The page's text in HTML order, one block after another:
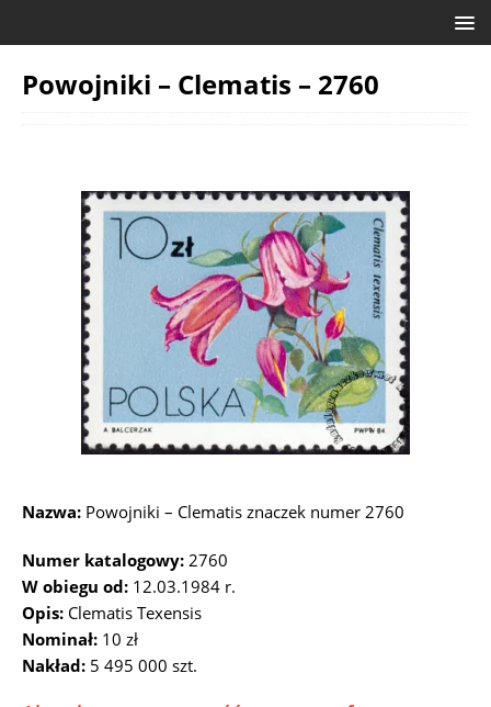
Powojniki – Clematis – 2760
Nazwa: Powojniki – Clematis znaczek numer 2760
Numer katalogowy: 2760
W obiegu od: 12.03.1984 r.
Opis: Clematis Texensis
Nominał: 10 zł
Nakład: 5 495 000 szt.